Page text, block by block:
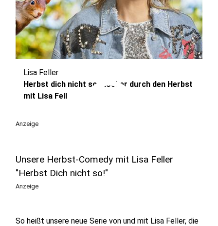
play_circle
Lisa Feller
Herbst dich nicht so - locker durch den Herbst
mit Lisa Fell
Anzeige
Unsere Herbst-Comedy mit Lisa Feller
"Herbst Dich nicht so!"
Anzeige
So heißt unsere neue Serie von und mit Lisa Feller, die